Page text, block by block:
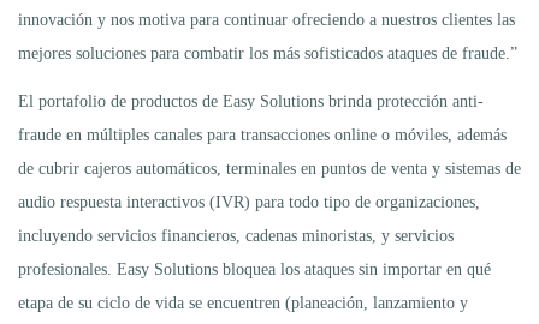
innovación y nos motiva para continuar ofreciendo a nuestros clientes las
mejores soluciones para combatir los más sofisticados ataques de fraude.”
El portafolio de productos de Easy Solutions brinda protección anti-
fraude en múltiples canales para transacciones online o móviles, además
de cubrir cajeros automáticos, terminales en puntos de venta y sistemas de
audio respuesta interactivos (IVR) para todo tipo de organizaciones,
incluyendo servicios financieros, cadenas minoristas, y servicios
profesionales. Easy Solutions bloquea los ataques sin importar en qué
etapa de su ciclo de vida se encuentren (planeación, lanzamiento y